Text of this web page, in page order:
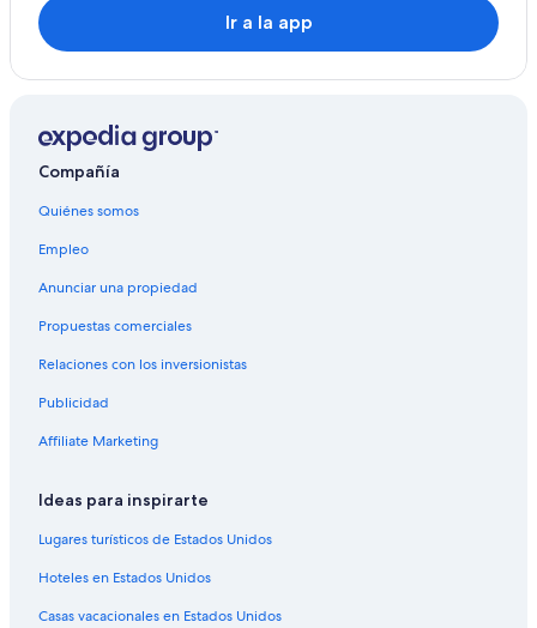
Hoteles en Taman Desa Kenchana
Hoteles cerca de Área comercial Concubine Lane
Villas en Pasir Pinji
Hoteles en Rumah Pangsa Taman Utama
Hoteles 5 estrellas en Kampung Java
Hoteles en Taman Rapat Damai
Ir a la app
Compañía
Quiénes somos
Empleo
Anunciar una propiedad
Propuestas comerciales
Relaciones con los inversionistas
Publicidad
Affiliate Marketing
Ideas para inspirarte
Lugares turísticos de Estados Unidos
Hoteles en Estados Unidos
Casas vacacionales en Estados Unidos